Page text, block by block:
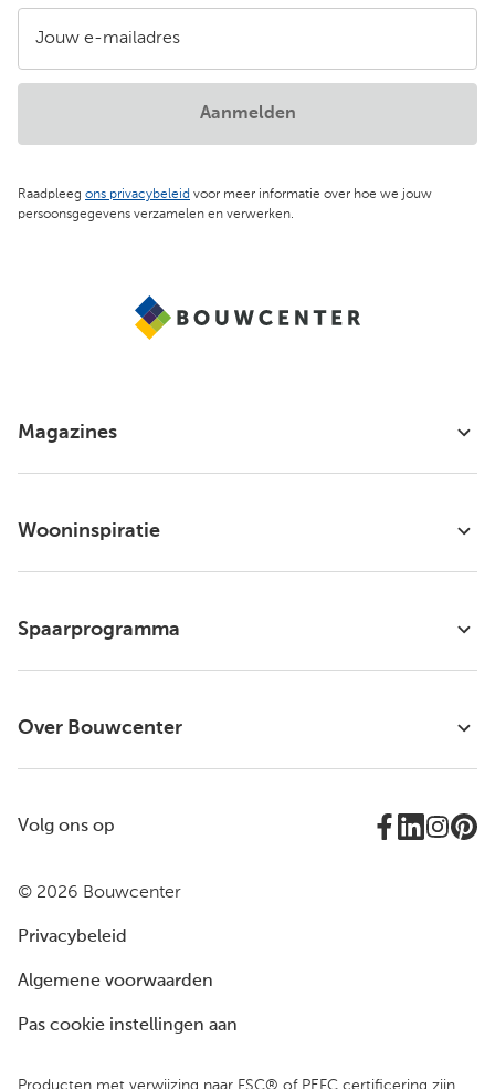
Jouw e-mailadres
Raadpleeg ons privacybeleid voor meer informatie over hoe we jouw
persoonsgegevens verzamelen en verwerken.
Aanmelden
Magazines
Wooninspiratie
Spaarprogramma
Over Bouwcenter
© 2026 Bouwcenter
Privacybeleid
Algemene voorwaarden
Pas cookie instellingen aan
Volg ons op
Producten met verwijzing naar FSC® of PEFC certificering zijn